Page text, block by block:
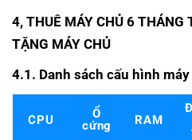
4, THUÊ MÁY CHỦ 6 THÁNG
TẶNG MÁY CHỦ
4.1. Danh sách cấu hình
CPU
Ổ
cứng
RAM